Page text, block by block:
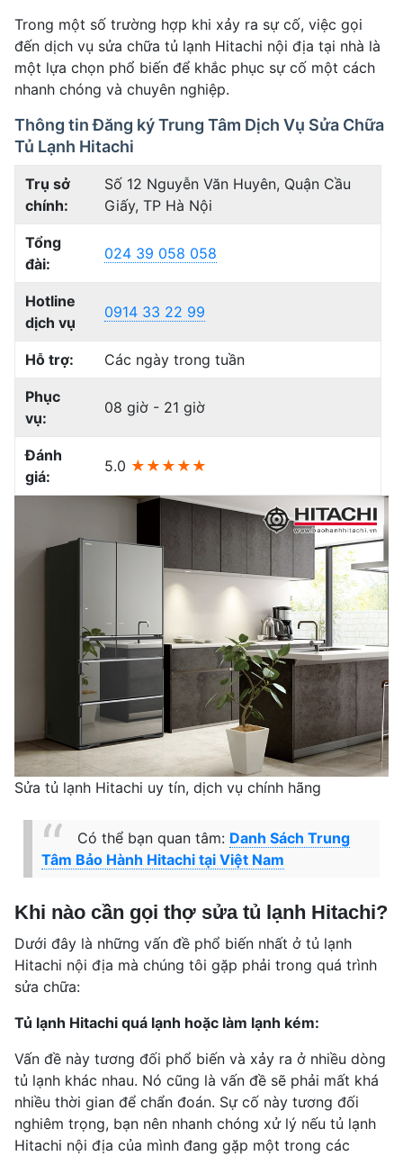
Trong một số trường hợp khi xảy ra sự cố, việc gọi
đến dịch vụ sửa chữa tủ lạnh Hitachi nội địa tại nhà là
một lựa chọn phổ biến để khắc phục sự cố một cách
nhanh chóng và chuyên nghiệp.
Thông tin Đăng ký Trung Tâm Dịch Vụ Sửa Chữa
Tủ Lạnh Hitachi
Trụ sở
chính:
Số 12 Nguyễn Văn Huyên, Quận Cầu
Giấy, TP Hà Nội
Tổng
đài:
024 39 058 058
Hotline
dịch vụ
0914 33 22 99
Hỗ trợ: Các ngày trong tuần
Phục
vụ:
08 giờ - 21 giờ
Đánh
giá:
5.0 ★★★★★
Sửa tủ lạnh Hitachi uy tín, dịch vụ chính hãng
Có thể bạn quan tâm: Danh Sách Trung
Tâm Bảo Hành Hitachi tại Việt Nam
Khi nào cần gọi thợ sửa tủ lạnh Hitachi?
Dưới đây là những vấn đề phổ biến nhất ở tủ lạnh
Hitachi nội địa mà chúng tôi gặp phải trong quá trình
sửa chữa:
Tủ lạnh Hitachi quá lạnh hoặc làm lạnh kém:
Vấn đề này tương đối phổ biến và xảy ra ở nhiều dòng
tủ lạnh khác nhau. Nó cũng là vấn đề sẽ phải mất khá
nhiều thời gian để chẩn đoán. Sự cố này tương đối
nghiêm trọng, bạn nên nhanh chóng xử lý nếu tủ lạnh
Hitachi nội địa của mình đang gặp một trong các